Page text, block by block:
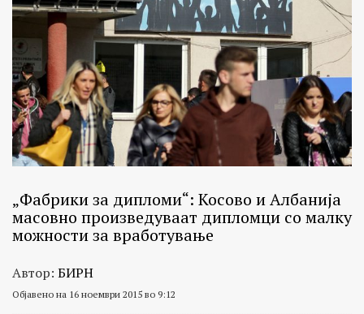
„Фабрики за дипломи“: Косово и Албанија
масовно произведуваат дипломци со малку
можности за вработување
Автор: БИРН
Објавено на 16 ноември 2015 во 9:12